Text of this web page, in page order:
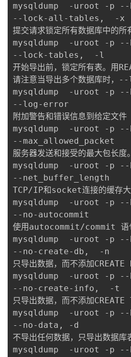
mysqldump  -uroot -p
--lock-all-tables,  -x
提交请求锁定所有数据库中
mysqldump  -uroot -p
--lock-tables,  -l
开始导出前，锁定所有表。用
请注意当导出多个数据库时，
mysqldump  -uroot -p
--log-error
附加警告和错误信息到给定文件
mysqldump  -uroot -p
--max_allowed_packet
服务器发送和接受的最大包长度。
mysqldump  -uroot -p --
--net_buffer_length
TCP/IP和socket连接的缓存大
mysqldump  -uroot -p
--no-autocommit
使用autocommit/commit 语
mysqldump  -uroot -p
--no-create-db,  -n
只导出数据，而不添加CREATE
mysqldump  -uroot -p
--no-create-info,  -t
只导出数据，而不添加CREATE
mysqldump  -uroot -p
--no-data, -d
不导出任何数据，只导出数据库
mysqldump  -uroot -p